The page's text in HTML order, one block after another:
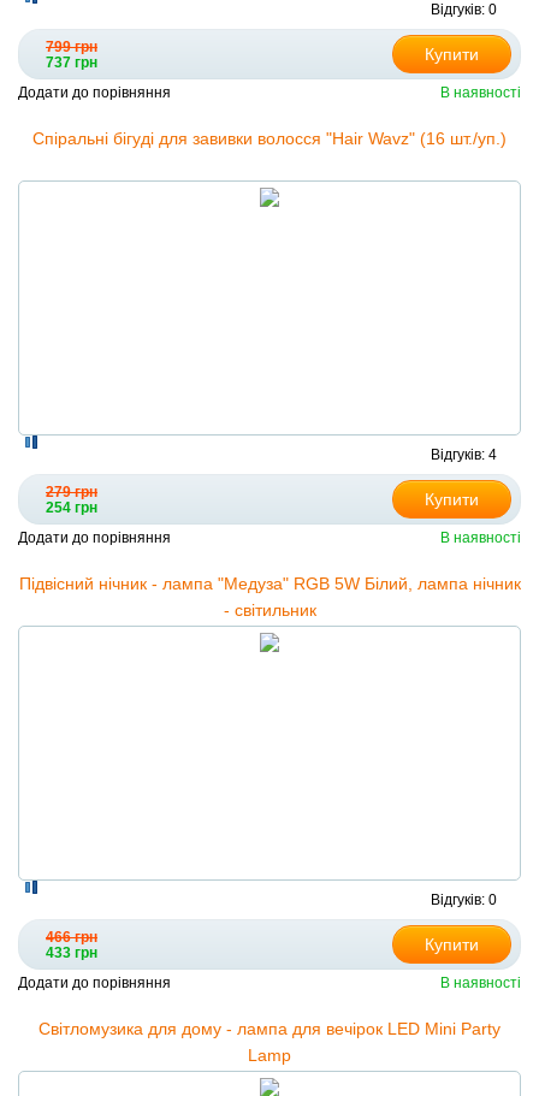
Відгуків: 0
799 грн
737 грн
Купити
Додати до порівняння В наявності
Спіральні бігуді для завивки волосся "Hair Wavz" (16 шт./уп.)
Відгуків: 4
279 грн
254 грн
Купити
Додати до порівняння В наявності
Підвісний нічник - лампа "Медуза" RGB 5W Білий, лампа нічник
- світильник
Відгуків: 0
466 грн
433 грн
Купити
Додати до порівняння В наявності
Світломузика для дому - лампа для вечірок LED Mini Party
Lamp